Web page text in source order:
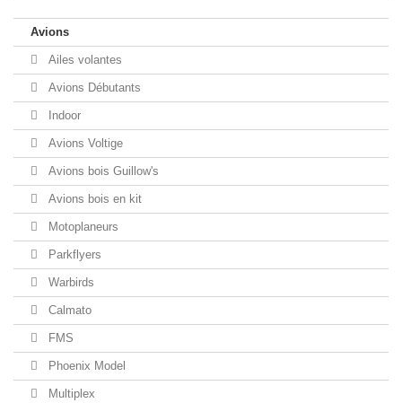
Avions
Ailes volantes
Avions Débutants
Indoor
Avions Voltige
Avions bois Guillow's
Avions bois en kit
Motoplaneurs
Parkflyers
Warbirds
Calmato
FMS
Phoenix Model
Multiplex